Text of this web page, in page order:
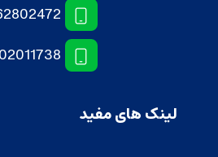
لینک های مفید